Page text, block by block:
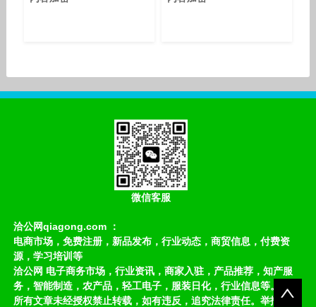
微信客服
洽公网qiagong.com ：
电商市场，免费注册，新品发布，行业动态，商贸信息，付费资
源，学习培训等
洽公网 电子商务市场，行业资讯，商家入驻，产品推荐，知产服
务，智能制造，农产品，轻工电子，服装日化，行业信息等。
所有文章未经授权禁止转载，如有违反，追究法律责任。举报邮